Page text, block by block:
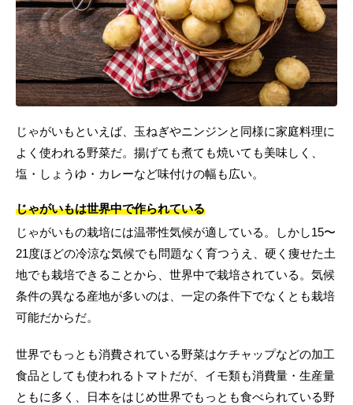
じゃがいもといえば、玉ねぎやニンジンと同様に家庭料理に
よく使われる野菜だ。揚げても煮ても焼いても美味しく、
塩・しょうゆ・カレーなど味付けの幅も広い。
じゃがいもは世界中で作られている
じゃがいもの栽培には温帯性気候が適している。しかし15〜
21度ほどの冷涼な気候でも問題なく育つうえ、硬く痩せた土
地でも栽培できることから、世界中で栽培されている。気候
条件の異なる産地が多いのは、一定の条件下でなくとも栽培
可能だからだ。
世界でもっとも消費されている野菜はケチャップなどの加工
食品としても使われるトマトだが、イモ類も消費量・生産量
ともに多く、日本をはじめ世界でもっとも食べられている野